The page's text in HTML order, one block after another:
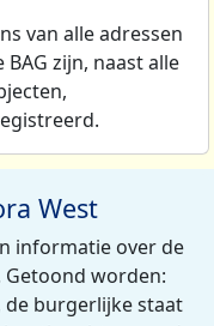
van alle adressen
zijn, naast alle
West
informatie over de
Getoond worden:
burgerlijke staat